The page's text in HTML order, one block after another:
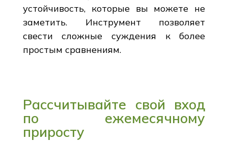
устойчивость, которые вы можете не
заметить. Инструмент позволяет
свести сложные суждения к более
простым сравнениям.
Рассчитывайте свой вход
по ежемесячному
приросту